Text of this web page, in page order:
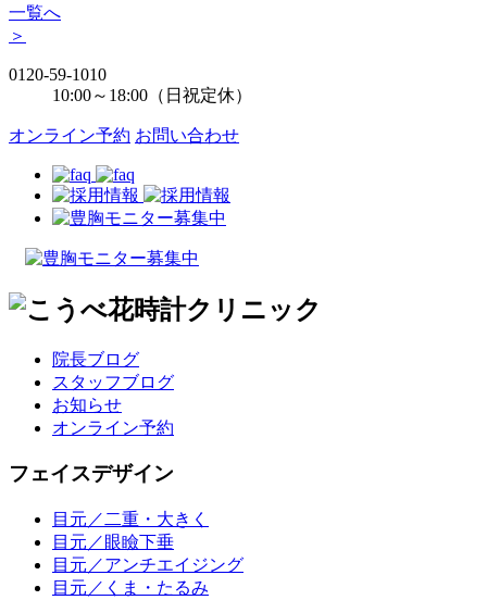
一覧へ
＞
0120-59-1010
10:00～18:00（日祝定休）
オンライン予約 お問い合わせ
院長ブログ
スタッフブログ
お知らせ
オンライン予約
フェイスデザイン
目元／二重・大きく
目元／眼瞼下垂
目元／アンチエイジング
目元／くま・たるみ